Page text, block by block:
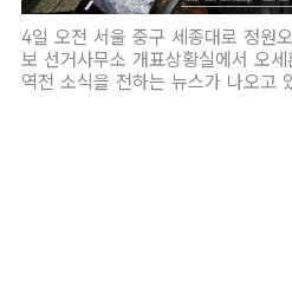
4일 오전 서울 중구 세종대로 정원
보 선거사무소 개표상황실에서 오
역전 소식을 전하는 뉴스가 나오고